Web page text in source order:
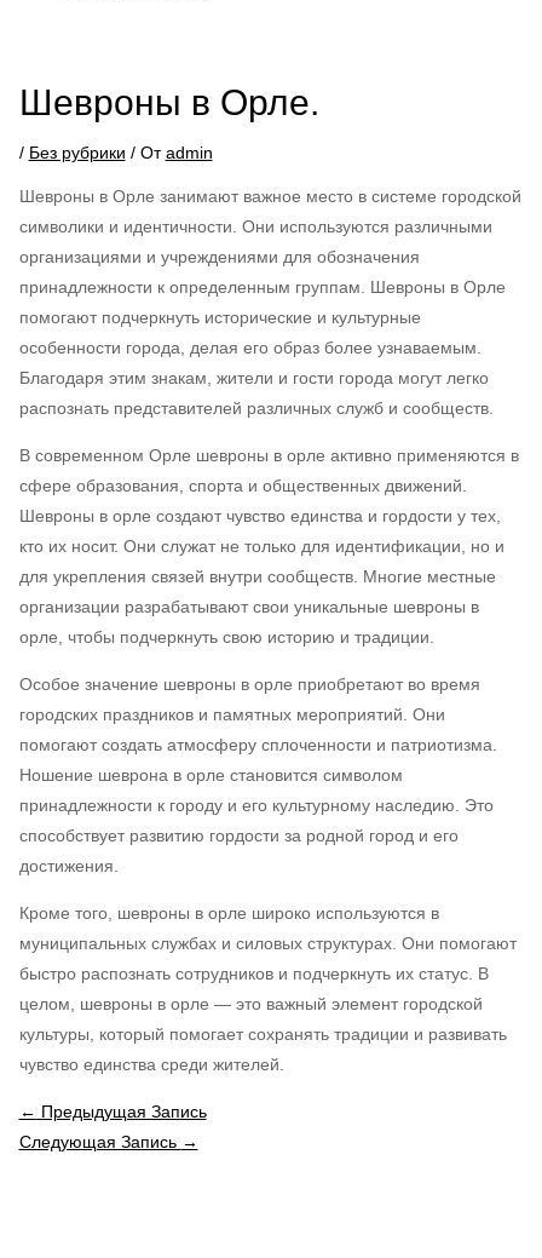
Шевроны в Орле.
/ Без рубрики / Отadmin
Шевроны в Орле занимают важное место в системе городской
символики и идентичности. Они используются различными
организациями и учреждениями для обозначения
принадлежности к определенным группам. Шевроны в Орле
помогают подчеркнуть исторические и культурные
особенности города, делая его образ более узнаваемым.
Благодаря этим знакам, жители и гости города могут легко
распознать представителей различных служб и сообществ.
В современном Орле шевроны в орле активно применяются в
сфере образования, спорта и общественных движений.
Шевроны в орле создают чувство единства и гордости у тех,
кто их носит. Они служат не только для идентификации, но и
для укрепления связей внутри сообществ. Многие местные
организации разрабатывают свои уникальные шевроны в
орле, чтобы подчеркнуть свою историю и традиции.
Особое значение шевроны в орле приобретают во время
городских праздников и памятных мероприятий. Они
помогают создать атмосферу сплоченности и патриотизма.
Ношение шеврона в орле становится символом
принадлежности к городу и его культурному наследию. Это
способствует развитию гордости за родной город и его
достижения.
Кроме того, шевроны в орле широко используются в
муниципальных службах и силовых структурах. Они помогают
быстро распознать сотрудников и подчеркнуть их статус. В
целом, шевроны в орле — это важный элемент городской
культуры, который помогает сохранять традиции и развивать
чувство единства среди жителей.
← Предыдущая Запись
Следующая Запись →